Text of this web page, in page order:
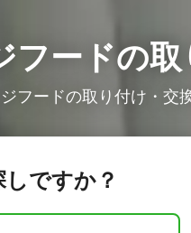
フードの
フードの取り付け・交
ですか？